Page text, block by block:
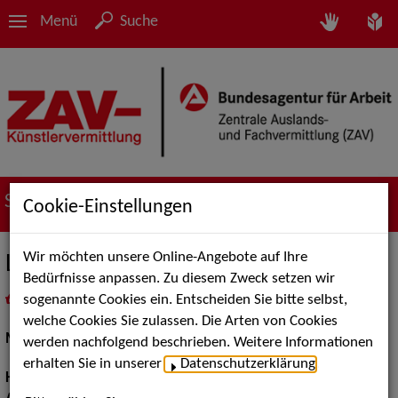
Menü Suche
Suche nach Künstler*innen
Lena L.
als PDF speichern
inMeine Merklistelegen
Models / Werbung:Fotomodell
Haarfarbe:
Cookie-Einstellungen
Wir möchten unsere Online-Angebote auf Ihre
Bedürfnisse anpassen. Zu diesem Zweck setzen wir
sogenannte Cookies ein. Entscheiden Sie bitte selbst,
welche Cookies Sie zulassen. Die Arten von Cookies
werden nachfolgend beschrieben. Weitere Informationen
erhalten Sie in unserer
Datenschutzerklärung